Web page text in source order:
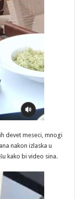
devet meseci, mnogi
nakon izlaska u
kako bi video sina.